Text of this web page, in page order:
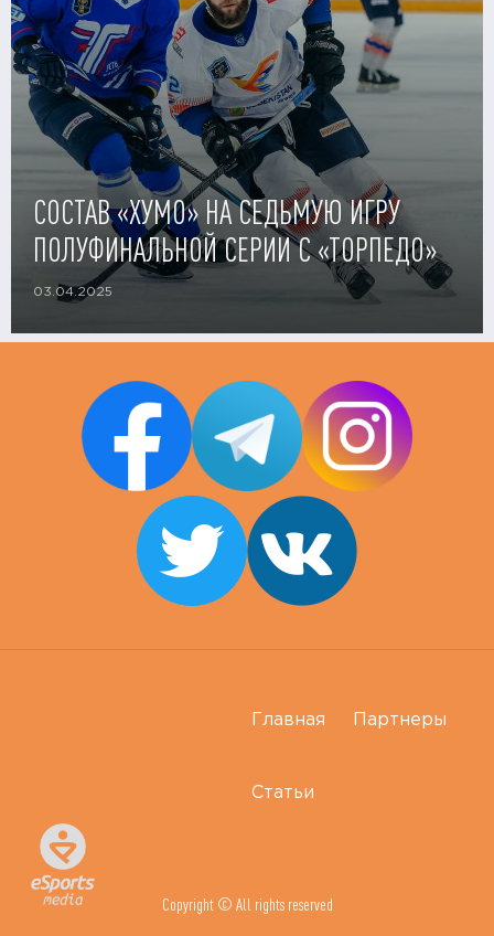
СОСТАВ «ХУМО» НА СЕДЬМУЮ ИГРУ
ПОЛУФИНАЛЬНОЙ СЕРИИ С «ТОРПЕДО»
03.04.2025
Главная Партнеры
Статьи
Copyright © All rights reserved